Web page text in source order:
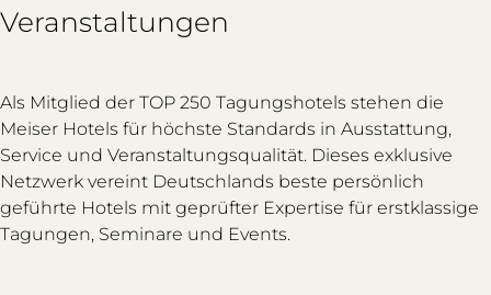
Veranstaltungen
Als Mitglied der TOP 250 Tagungshotels stehen die
Meiser Hotels für höchste Standards in Ausstattung,
Service und Veranstaltungsqualität. Dieses exklusive
Netzwerk vereint Deutschlands beste persönlich
geführte Hotels mit geprüfter Expertise für erstklassige
Tagungen, Seminare und Events.